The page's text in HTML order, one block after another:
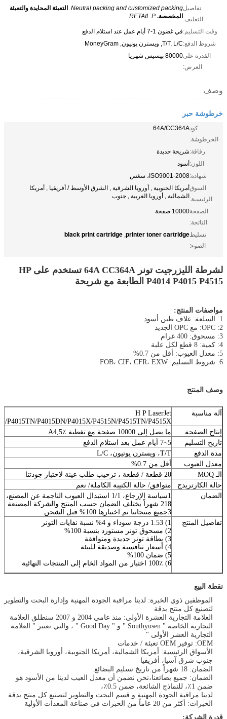
تفاصيل
التغليف:
Neutral packing and customized packing. التعبئة المحايدة والتعبئة
المخصصة. RETAIL P
وقت التسليم:في غضون 1-7 أيام عمل عند استلام الدفع
شروط الدفع:T/T, L/C, ويسترن يونيون, MoneyGram
القدرة على
العرض:
80000 بيسيس شهريا
وصف
خرطوشة حبر
كود
الخرطوشة:
64A/CC364A
رقاقة:شريحة جديدة
اللون:أسود
شهادة:ISO9001-2008، سغس
السوق
الرئيسية:
أمريكا الجنوبية , أوروبا الشرقية , الشرق الأوسط / أفريقيا , أمريكا
الشمالية , أوروبا الغربية , جنوب
الصفحة
الناتجة:
10000 صفحة
تسليط
الضوء:
printer toner cartridge
,
black print cartridge
لشرطة الليزرجيت تونر 64A CC364A تستخدم على HP
P4014 P4015 P4515 الطابعة مع شريحة
مواصفات المنتج:
1: السلعة: غلاف طين أسود
2: OPC: مع OPC الجديد
3: مسحوق: 400 غرام
4: كمية: 8 قطع لكل علبة
5: معدل العيوب: أقل من 0.7%
6: شروط التسليم: FOB، CIF، CFR، EXW
وصف المنتج
آلة مناسبة
H P LaserJet
P4015TN/P4015DN/P4015X/P4515N/P4515TN/P4515X
إنتاج الصفحة
ما يصل إلى 10000 صفحة مع تغطية A4,5٪
تاريخ التسليم
5~7 أيام عمل بعد استلام الدفع
مدة الدفع
T/T، ويسترن يونيون، L/C
معدل العيوب
أقل من 0.7%
الـ MOQ
20 قطعة / قطعة ، ترحيب طلب عينة لاختبار جودتنا
حالة الكارتريدج
متوافق/ حالة الكتيبة الكاملة/ نعم
الضمان
1سياسة الإرجاع، 1/1 استبدال العيوب الناجمة عن المصنع، أو استرداد المبلغ مقبول
218 شهراً يختلف الضمان حسب المنتج والشركة المصنعة
3جميع منتجاتنا تم اختبارها 100% قبل الشحن
تفاصيل المنتج
1) 1.53 درجة سوداء و 4% نسبة نفايات التونر
2) مسحوق تونر مستورد بنسبة 100%
3) بطاقة تونر جديدة ومتوافقة
4) أسعار تنافسية وصديقة للبيئة
5) ضمان 100%
6) 100٪ اختبار من المواد الخام إلى المنتجات النهائية
نقطة البيع
الموظفين ذوي الخبرة: لدينا مراقبة الجودة المهنية وإدارة البحث والتطوير
لتصنيع كل منتج بدقة
العلامة التجارية العشرة الأولى: منذ عامي 2004 و 2007 سنطلق العلامة
التجارية الخاصة " Southyusen " و " Good Day " ، والتي تعتبر " العلامة
التجارية العشر الأولى "
OEM: توفير OEM تعبئة / خدمات
الأسواق الرئيسية: أمريكا الشمالية، أمريكا الجنوبية، أوروبا الشرقية،
جنوب شرق آسيا، أفريقيا
الضمان: 18 شهراً من تاريخ تسليم البضائع.
الضمان: جميع بضائعنا،نحن نضمن أن معدل العيب لدينا من الأسود هو
ضمن 1٪، للنماذج الشائعة، ضمن 0.5٪،
لدينا مراقبة الجودة المهنية و قسم البحث والتطوير لتصنيع كل منتج بدقة
الخبرات: أكثر من 20 عاماً من الخبرات في صناعة المعدات الأولية
قدرة الشركة: